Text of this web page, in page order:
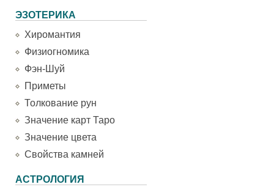
ЭЗОТЕРИКА
Хиромантия
Физиогномика
Фэн-Шуй
Приметы
Толкование рун
Значение карт Таро
Значение цвета
Свойства камней
АСТРОЛОГИЯ